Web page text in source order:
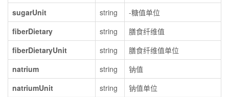
sugarUnit
string
-糖值单位
fiberDietary
string
膳食纤维值
fiberDietaryUnit
string
膳食纤维值单位
natrium
string
钠值
natriumUnit
string
钠值单位